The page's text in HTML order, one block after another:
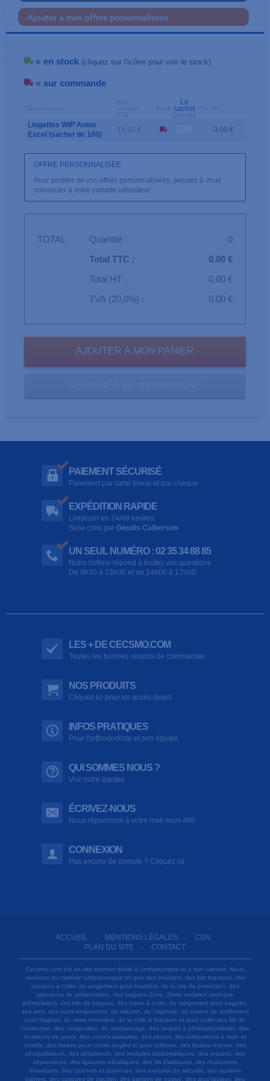
Ajouter à mes offres personnalisées
= en stock (cliquez sur l'icône pour voir le stock)
= sur commande
Le
sachet
Lingettes WIP'Anios
Excel (sachet de 100)
15.10 € 0.00 €
OFFRE PERSONNALISÉE
Pour profiter de vos offres personnalisées, pensez à vous
connecter à votre compte utilisateur.
TOTAL Quantité :
0
Total TTC :
0.00 €
Total HT :
0.00 €
TVA (20,0%) :
0.00 €
PAIEMENT SÉCURISÉ
Paiement par carte bleue et par chèque
EXPÉDITION RAPIDE
Livraison en 24/48 heures
Suivi colis par Geodis Calberson
UN SEUL NUMÉRO : 02 35 34 88 85
Notre hotline répond à toutes vos questions
De 9h30 à 13h00 et de 14h00 à 17h00
LES + DE CECSMO.COM
Toutes les bonnes raisons de commander
NOS PRODUITS
Cliquez ici pour un accès direct
INFOS PRATIQUES
Pour l'orthodontiste et son équipe
QUI SOMMES NOUS ?
Voir notre équipe
ÉCRIVEZ-NOUS
Nous répondons à votre mail sous 48h
CONNEXION
Pas encore de compte ? Cliquez ici
ACCUEIL - MENTIONS LÉGALES - CGV -
PLAN DU SITE - CONTACT
Cecsmo.com est un site internet dédié à l'orthodontiste et à son cabinet. Nous
vendons du matériel orthodontique tel que des brackets, des kits brackets, des
boutons à coller, du rangement pour brackets, de la cire de protection, des
typodonts de présentation, des bagues (1ère, 2ème molaires ainsi que
prémolaires), des kits de bagues, des tubes à coller, du rangement pour bagues,
des arcs, des porte-empreintes, du silicone, de l'alginate, du ciment de scellement
pour bagues, du verre ionomère, de la colle à brackets et pour coller des fils de
contention, des composites, du mordançage, des lampes à photopolymériser, des
écarteurs de joues, des cotons salivaires, des pinces, des instruments à main et
rotatifs, des fraises pour contre-angles et pour turbines, des fraises résines, des
aéropolisseurs, des détartreurs, des modules élastomériques, des ressorts, des
séparateurs, des ligatures métalliques, des fils élastiques, des chaînettes
élastiques, des crochets et potences, des modules de sécurité, des position
trainers, des casques de traction, des bandes de nuque, des arcs faciaux, des